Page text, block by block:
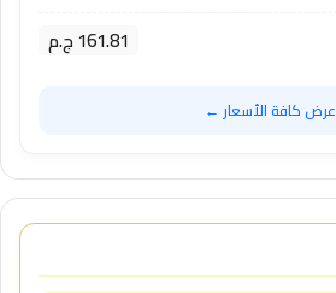
161.81 ج.م
عرض كافة الأسعار ←